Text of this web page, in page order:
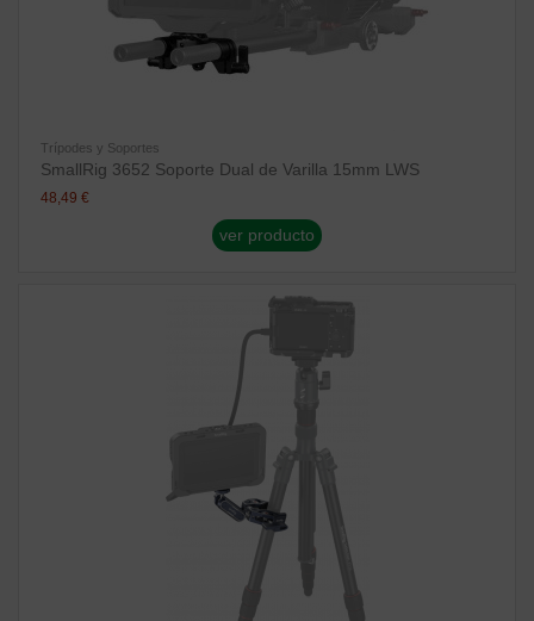
Trípodes y Soportes
SmallRig 3652 Soporte Dual de Varilla 15mm LWS
48,49 €
ver producto